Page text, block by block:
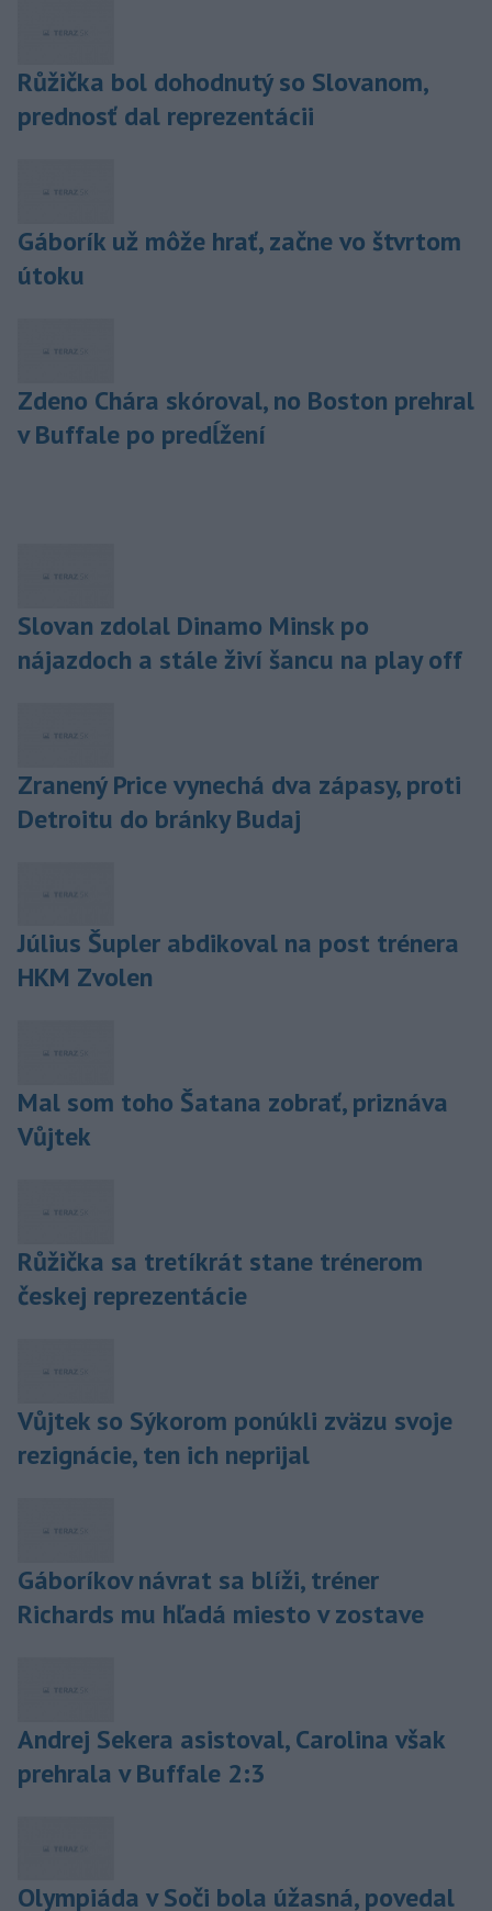
Růžička bol dohodnutý so Slovanom,
prednosť dal reprezentácii
Gáborík už môže hrať, začne vo štvrtom
útoku
Zdeno Chára skóroval, no Boston prehral
v Buffale po predĺžení
Slovan zdolal Dinamo Minsk po
nájazdoch a stále živí šancu na play off
Zranený Price vynechá dva zápasy, proti
Detroitu do bránky Budaj
Július Šupler abdikoval na post trénera
HKM Zvolen
Mal som toho Šatana zobrať, priznáva
Vůjtek
Růžička sa tretíkrát stane trénerom
českej reprezentácie
Vůjtek so Sýkorom ponúkli zväzu svoje
rezignácie, ten ich neprijal
Gáboríkov návrat sa blíži, tréner
Richards mu hľadá miesto v zostave
Andrej Sekera asistoval, Carolina však
prehrala v Buffale 2:3
Olympiáda v Soči bola úžasná, povedal